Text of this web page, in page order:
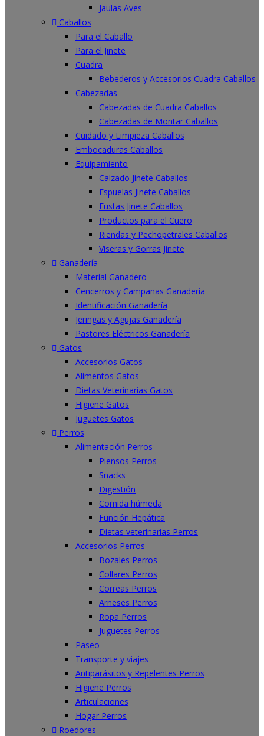
Jaulas Aves
Caballos
Para el Caballo
Para el Jinete
Cuadra
Bebederos y Accesorios Cuadra Caballos
Cabezadas
Cabezadas de Cuadra Caballos
Cabezadas de Montar Caballos
Cuidado y Limpieza Caballos
Embocaduras Caballos
Equipamiento
Calzado Jinete Caballos
Espuelas Jinete Caballos
Fustas Jinete Caballos
Productos para el Cuero
Riendas y Pechopetrales Caballos
Viseras y Gorras Jinete
Ganadería
Material Ganadero
Cencerros y Campanas Ganadería
Identificación Ganadería
Jeringas y Agujas Ganadería
Pastores Eléctricos Ganadería
Gatos
Accesorios Gatos
Alimentos Gatos
Dietas Veterinarias Gatos
Higiene Gatos
Juguetes Gatos
Perros
Alimentación Perros
Piensos Perros
Snacks
Digestión
Comida húmeda
Función Hepática
Dietas veterinarias Perros
Accesorios Perros
Bozales Perros
Collares Perros
Correas Perros
Arneses Perros
Ropa Perros
Juguetes Perros
Paseo
Transporte y viajes
Antiparásitos y Repelentes Perros
Higiene Perros
Articulaciones
Hogar Perros
Roedores